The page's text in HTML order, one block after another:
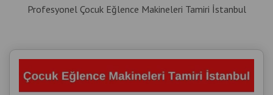
Profesyonel Çocuk Eğlence Makineleri Tamiri İstanbul